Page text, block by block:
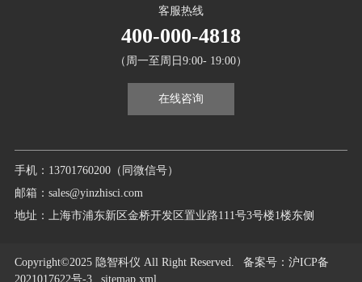
手机：13701760200（同微信号）
邮箱：sales@yinzhisci.com
地址：上海市浦东新区金桥开发区置业路111号3号楼1楼东侧
客服热线
400-000-4818
（周一至周日9:00- 19:00）
在线咨询
Copyright©2025 隐智科仪 All Right Reserved. 备案号：沪ICP备
2021017622号-3
sitemap.xml